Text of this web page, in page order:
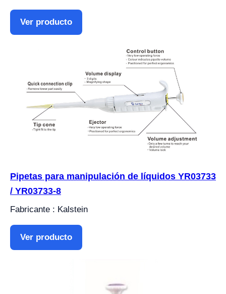
Ver producto
Pipetas para manipulación de líquidos YR03733
/ YR03733-8
Fabricante : Kalstein
Ver producto